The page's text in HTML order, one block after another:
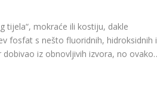
tijela“, mokraće ili kostiju, dakle
fosfat s nešto fluoridnih, hidroksidnih i
iz obnovljivih izvora, no